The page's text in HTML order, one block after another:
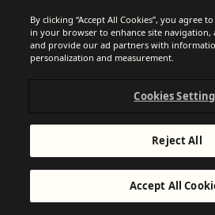
leur nouveau solde de points
Grâce à cette solution, Maison
de ses clients “wallétisés”
soit un boost de 3% sur le CA
123.
3. Proposer un
fidélité simple et
Une étude menée par
By clicking “Accept All Cookies”, you agree
in your browser to enhance site navigation,
and provide our ad partners with
personalization and measurement.
Cookies
Reject All
Accept All